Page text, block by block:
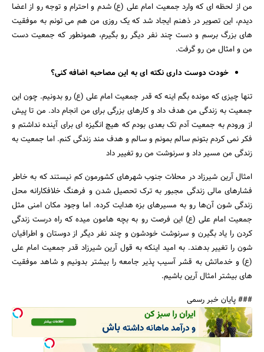
من از لحظه ای که وارد جمعیت امام علی (ع) شدم و احترام و توجه رو از اعضا
دیدم، این تصویر در ذهنم ایجاد شد که یک روزی من هم می تونم به موفقیت
های بزرگ برسم و دست چند نفر دیگر رو بگیرم، همونطور که جمعیت دست
من و امثال من رو گرفت.
خودت دوست داری نکته ای به این مصاحبه اضافه کنی؟
تنها چیزی که مونده بگم اینه که قدر جمعیت امام علی (ع) رو بدونیم. چون این
جمعیت به زندگی من هدف داد و کارهای بزرگی برای من انجام داد. من تا پیش
از ورودم به جمعیت آدم تک بعدی بودم که هیچ انگیزه ای برای آینده نداشتم و
فکر نمی کردم بتونم سالم بمونم و سالم و هدف مند زندگی کنم. اما جمعیت به
زندگی من مسیر داد و سرنوشت من رو تغییر داد
امثال آرین شیرزاد در محلات جنوب شهرهای کشورمون کم نیستند که به خاطر
فشارهای مالی زندگی مجبور به ترک تحصیل شدن و فرهنگ خلافکارانه محل
زندگی شون آن‌ها رو به مسیرهای بزه هدایت کرده. اما وجود مکان امنی مثل
جمعیت امام علی (ع) این فرصت رو به بچه هامون میده که راه درست زندگی
کردن را یاد بگیرن و سرنوشت خودشون و چند نفر دیگر از دوستان و اطرافیان
شون را تغییر بدهند. به امید اینکه به قول آرین شیرزاد قدر جمعیت امام علی
(ع) و خدماتش به قشر آسیب پذیر جامعه را بیشتر بدونیم و شاهد موفقیت
های بیشتر امثال آرین باشیم.
### پایان خبر رسمی